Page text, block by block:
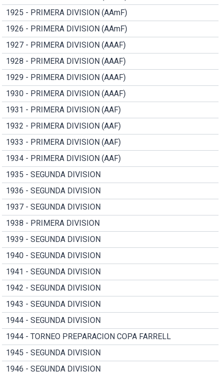
1925 - PRIMERA DIVISION (AAmF)
1926 - PRIMERA DIVISION (AAmF)
1927 - PRIMERA DIVISION (AAAF)
1928 - PRIMERA DIVISION (AAAF)
1929 - PRIMERA DIVISION (AAAF)
1930 - PRIMERA DIVISION (AAAF)
1931 - PRIMERA DIVISION (AAF)
1932 - PRIMERA DIVISION (AAF)
1933 - PRIMERA DIVISION (AAF)
1934 - PRIMERA DIVISION (AAF)
1935 - SEGUNDA DIVISION
1936 - SEGUNDA DIVISION
1937 - SEGUNDA DIVISION
1938 - PRIMERA DIVISION
1939 - SEGUNDA DIVISION
1940 - SEGUNDA DIVISION
1941 - SEGUNDA DIVISION
1942 - SEGUNDA DIVISION
1943 - SEGUNDA DIVISION
1944 - SEGUNDA DIVISION
1944 - TORNEO PREPARACION COPA FARRELL
1945 - SEGUNDA DIVISION
1946 - SEGUNDA DIVISION